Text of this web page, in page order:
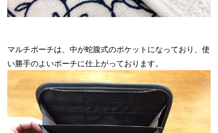
マルチポーチは、中が蛇腹式のポケットになっており、使
い勝手のよいポーチに仕上がっております。